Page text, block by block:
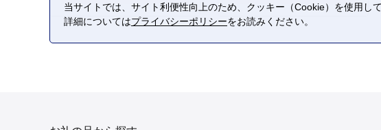
当サイトでは、サイト利便性向上のため、クッキー（Cookie）を使用し
詳細についてはプライバシーポリシーをお読みください。